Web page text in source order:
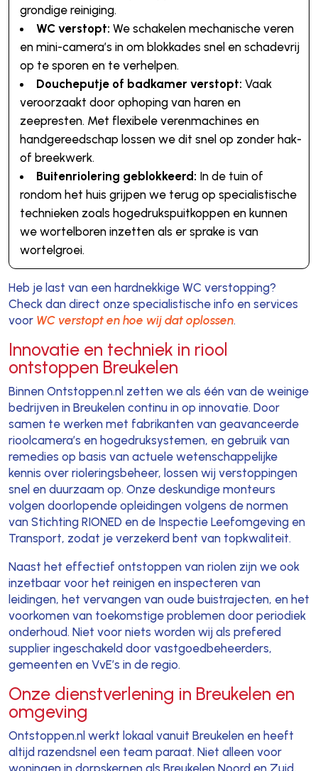
grondige reiniging.
WC verstopt: We schakelen mechanische veren
en mini-camera’s in om blokkades snel en schadevrij
op te sporen en te verhelpen.
Doucheputje of badkamer verstopt: Vaak
veroorzaakt door ophoping van haren en
zeepresten. Met flexibele verenmachines en
handgereedschap lossen we dit snel op zonder hak-
of breekwerk.
Buitenriolering geblokkeerd: In de tuin of
rondom het huis grijpen we terug op specialistische
technieken zoals hogedrukspuitkoppen en kunnen
we wortelboren inzetten als er sprake is van
wortelgroei.
Heb je last van een hardnekkige WC verstopping?
Check dan direct onze specialistische info en services
voor WC verstopt en hoe wij dat oplossen.
Innovatie en techniek in riool
ontstoppen Breukelen
Binnen Ontstoppen.nl zetten we als één van de weinige
bedrijven in Breukelen continu in op innovatie. Door
samen te werken met fabrikanten van geavanceerde
rioolcamera’s en hogedruksystemen, en gebruik van
remedies op basis van actuele wetenschappelijke
kennis over rioleringsbeheer, lossen wij verstoppingen
snel en duurzaam op. Onze deskundige monteurs
volgen doorlopende opleidingen volgens de normen
van Stichting RIONED en de Inspectie Leefomgeving en
Transport, zodat je verzekerd bent van topkwaliteit.
Naast het effectief ontstoppen van riolen zijn we ook
inzetbaar voor het reinigen en inspecteren van
leidingen, het vervangen van oude buistrajecten, en het
voorkomen van toekomstige problemen door periodiek
onderhoud. Niet voor niets worden wij als prefered
supplier ingeschakeld door vastgoedbeheerders,
gemeenten en VvE’s in de regio.
Onze dienstverlening in Breukelen en
omgeving
Ontstoppen.nl werkt lokaal vanuit Breukelen en heeft
altijd razendsnel een team paraat. Niet alleen voor
woningen in dorpskernen als Breukelen Noord en Zuid,